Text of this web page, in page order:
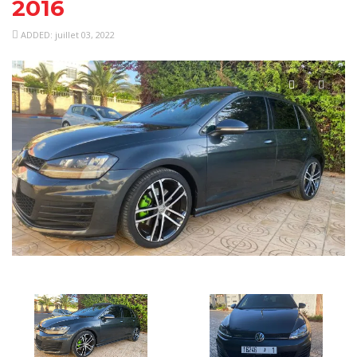
2016
ADDED: juillet 03, 2022